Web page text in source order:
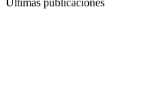
Últimas publicaciones